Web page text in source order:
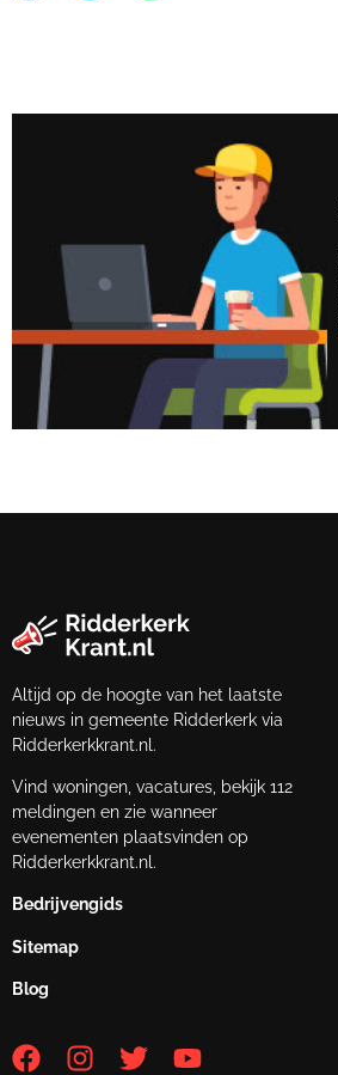
Altijd op de hoogte van het laatste
nieuws in gemeente Ridderkerk via
Ridderkerkkrant.nl.
Vind woningen, vacatures, bekijk 112
meldingen en zie wanneer
evenementen plaatsvinden op
Ridderkerkkrant.nl.
Bedrijvengids
Sitemap
Blog